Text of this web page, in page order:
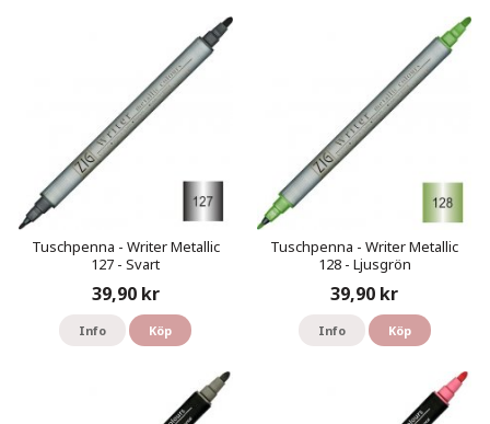
Tuschpenna - Writer Metallic
127 - Svart
39,90 kr
Info Köp
Tuschpenna - Writer Metallic
128 - Ljusgrön
39,90 kr
Info Köp